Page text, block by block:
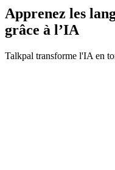
Apprenez les
grâce à l’IA
Talkpal transforme l'IA en